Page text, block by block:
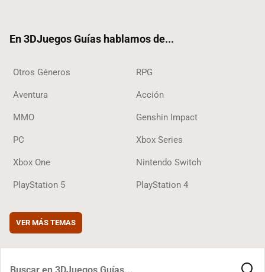
En 3DJuegos Guías hablamos de...
Otros Géneros RPG
Aventura Acción
MMO Genshin Impact
PC Xbox Series
Xbox One Nintendo Switch
PlayStation 5 PlayStation 4
VER MÁS TEMAS